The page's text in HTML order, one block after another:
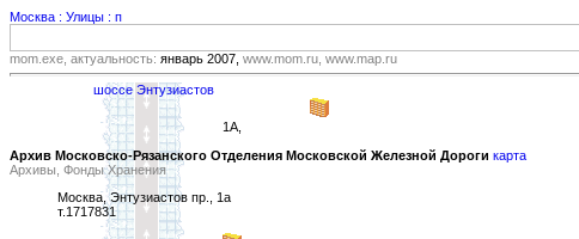
Москва : Улицы : п
mom.exe, актуальность: январь 2007, www.mom.ru, www.map.ru
шоссе Энтузиастов
1А,
Архив Московско-Рязанского Отделения Московской Железной Дороги карта
Архивы, Фонды Хранения
Москва, Энтузиастов пр., 1а
т.1717831